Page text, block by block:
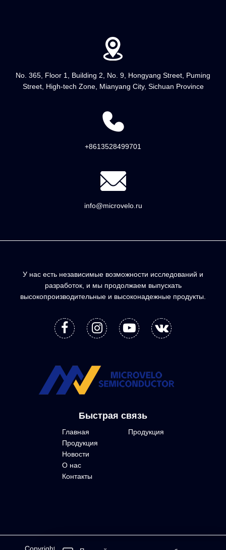
No. 365, Floor 1, Building 2, No. 9, Hongyang Street, Puming
Street, High-tech Zone, Mianyang City, Sichuan Province
+8613528499701
info@microvelo.ru
У нас есть независимые возможности исследований и
разработок, и мы продолжаем выпускать
высокопроизводительные и высоконадежные продукты.
Быстрая связь
Главная
Продукция
Новости
О нас
Контакты
Продукция